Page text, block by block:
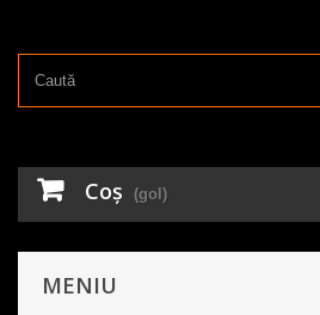
Coş (gol)
MENIU